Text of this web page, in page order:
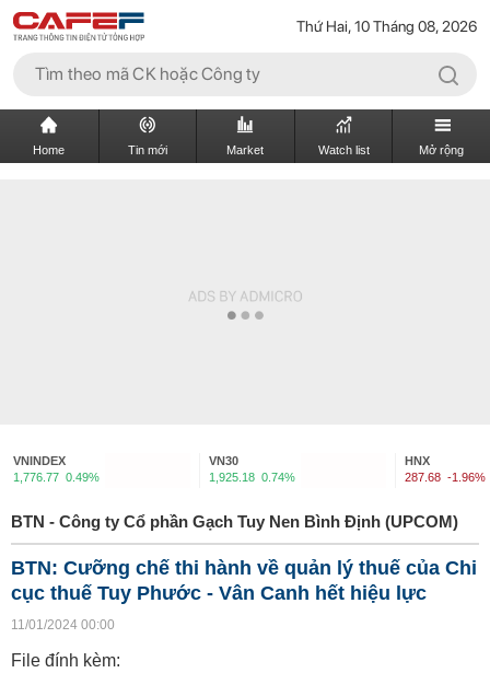
Thứ Hai, 10 Tháng 08, 2026
Home Tin mới Market Watch list Mở rộng
VNINDEX
1,776.77 0.49%
VN30
1,925.18 0.74%
HNX
287.68 -1.96%
BTN - Công ty Cổ phần Gạch Tuy Nen Bình Định (UPCOM)
BTN: Cưỡng chế thi hành về quản lý thuế của Chi
cục thuế Tuy Phước - Vân Canh hết hiệu lực
11/01/2024 00:00
File đính kèm: